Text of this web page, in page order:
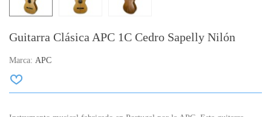
Guitarra Clásica APC 1C Cedro Sapelly Nilón
Marca: APC